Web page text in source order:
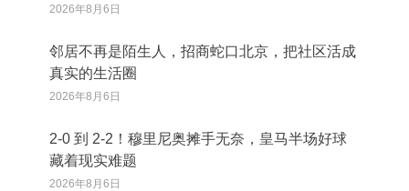
2026年8月6日
邻居不再是陌生人，招商蛇口北京，把社区活成
真实的生活圈
2026年8月6日
2‑0 到 2‑2！穆里尼奥摊手无奈，皇马半场好球
藏着现实难题
2026年8月6日